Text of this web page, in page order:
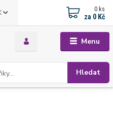
Menu
Hledat
0 ks
za 0 Kč